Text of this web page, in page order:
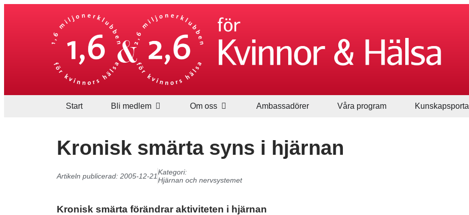
Start Bli medlem Om oss Ambassadörer Våra program Kunskapsportal
Kronisk smärta syns i hjärnan
Artikeln publicerad: 2005-12-21Kategori:
Hjärnan och nervsystemet
Kronisk smärta förändrar aktiviteten i hjärnan